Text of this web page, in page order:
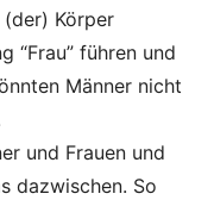
Körper
“Frau” führen und
Männer nicht
und Frauen und
dazwischen. So